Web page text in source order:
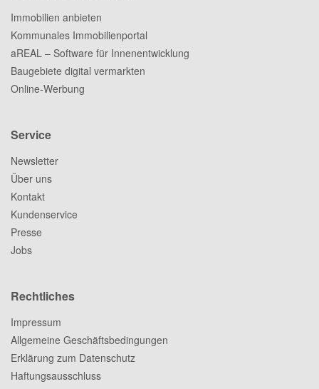
Immobilien anbieten
Kommunales Immobilienportal
aREAL – Software für Innenentwicklung
Baugebiete digital vermarkten
Online-Werbung
Service
Newsletter
Über uns
Kontakt
Kundenservice
Presse
Jobs
Rechtliches
Impressum
Allgemeine Geschäftsbedingungen
Erklärung zum Datenschutz
Haftungsausschluss